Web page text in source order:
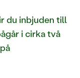
du inbjuden till
i cirka två